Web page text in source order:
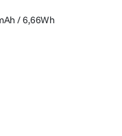
/ 6,66Wh